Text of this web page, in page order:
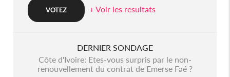
+ Voir les resultats
DERNIER SONDAGE
Côte d'Ivoire: Etes-vous surpris par le non-
renouvellement du contrat de Emerse Faé ?